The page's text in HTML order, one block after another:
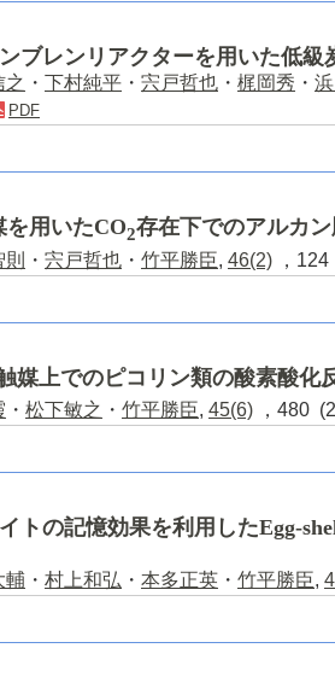
ブレンリアクターを用いた低級
之 ・ 下村純平 ・ 宍戸哲也 ・ 梶岡秀 ・
PDF
用いたCO2存在下でのアルカ
・ 宍戸哲也 ・ 竹平勝臣, 46(2) ，
媒上でのピコリン類の酸素酸化
・ 松下敏之 ・ 竹平勝臣, 45(6) ，480
トの記憶効果を利用したEgg-
輔 ・ 村上和弘 ・ 本多正英 ・ 竹平勝臣,